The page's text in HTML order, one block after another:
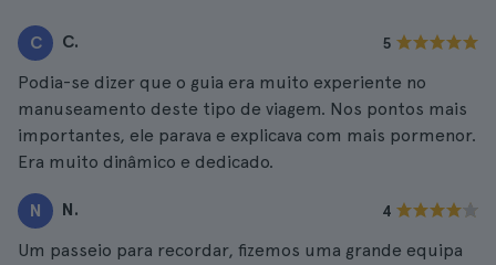
C C. 5
Podia-se dizer que o guia era muito experiente no
manuseamento deste tipo de viagem. Nos pontos mais
importantes, ele parava e explicava com mais pormenor.
Era muito dinâmico e dedicado.
N N. 4
Um passeio para recordar, fizemos uma grande equipa